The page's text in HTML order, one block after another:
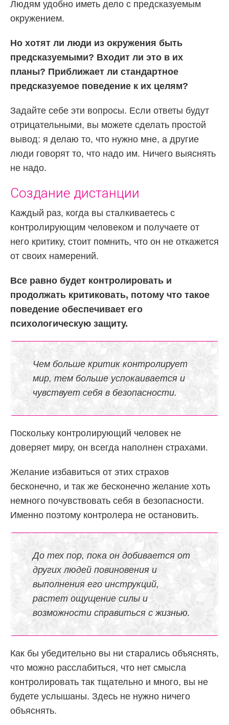
Людям удобно иметь дело с предсказуемым
окружением.
Но хотят ли люди из окружения быть
предсказуемыми? Входит ли это в их
планы? Приближает ли стандартное
предсказуемое поведение к их целям?
Задайте себе эти вопросы. Если ответы будут
отрицательными, вы можете сделать простой
вывод: я делаю то, что нужно мне, а другие
люди говорят то, что надо им. Ничего выяснять
не надо.
Создание дистанции
Каждый раз, когда вы сталкиваетесь с
контролирующим человеком и получаете от
него критику, стоит помнить, что он не откажется
от своих намерений.
Все равно будет контролировать и
продолжать критиковать, потому что такое
поведение обеспечивает его
психологическую защиту.
Чем больше критик контролирует
мир, тем больше успокаивается и
чувствует себя в безопасности.
Поскольку контролирующий человек не
доверяет миру, он всегда наполнен страхами.
Желание избавиться от этих страхов
бесконечно, и так же бесконечно желание хоть
немного почувствовать себя в безопасности.
Именно поэтому контролера не остановить.
До тех пор, пока он добивается от
других людей повиновения и
выполнения его инструкций,
растет ощущение силы и
возможности справиться с жизнью.
Как бы убедительно вы ни старались объяснять,
что можно расслабиться, что нет смысла
контролировать так тщательно и много, вы не
будете услышаны. Здесь не нужно ничего
объяснять.